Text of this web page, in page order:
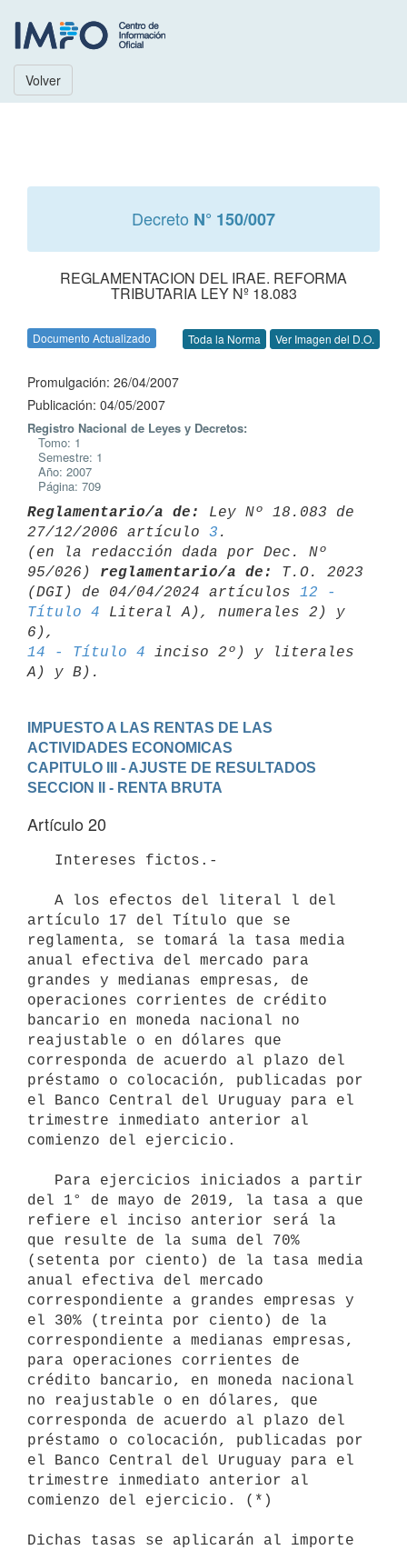
Volver
Decreto N° 150/007
REGLAMENTACION DEL IRAE. REFORMA
TRIBUTARIA LEY Nº 18.083
Documento Actualizado Toda la Norma Ver Imagen del D.O.
Promulgación: 26/04/2007
Publicación: 04/05/2007
Registro Nacional de Leyes y Decretos:
Tomo: 1
Semestre: 1
Año: 2007
Página: 709
Reglamentario/a de:
Ley Nº 18.083 de
27/12/2006 artículo 3 .
(en la redacción dada por Dec. Nº
95/026) reglamentario/a de:
T.O. 2023
(DGI) de 04/04/2024 artículos 12 -
Título 4 Literal A), numerales 2) y
14 - Título 4 inciso 2º) y literales
IMPUESTO A LAS RENTAS DE LAS
ACTIVIDADES ECONOMICAS
CAPITULO III - AJUSTE DE RESULTADOS
SECCION II - RENTA BRUTA
Artículo 20
artículo 17 del Título que se
reglamenta, se tomará la tasa media
anual efectiva del mercado para
grandes y medianas empresas, de
operaciones corrientes de crédito
bancario en moneda nacional no
reajustable o en dólares que
corresponda de acuerdo al plazo del
préstamo o colocación, publicadas por
el Banco Central del Uruguay para el
trimestre inmediato anterior al
comienzo del ejercicio.
del 1° de mayo de 2019, la tasa a que
refiere el inciso anterior será la
que resulte de la suma del 70%
(setenta por ciento) de la tasa media
anual efectiva del mercado
correspondiente a grandes empresas y
el 30% (treinta por ciento) de la
correspondiente a medianas empresas,
para operaciones corrientes de
crédito bancario, en moneda nacional
no reajustable o en dólares, que
corresponda de acuerdo al plazo del
préstamo o colocación, publicadas por
el Banco Central del Uruguay para el
trimestre inmediato anterior al
comienzo del ejercicio. (*)
Dichas tasas se aplicarán al importe